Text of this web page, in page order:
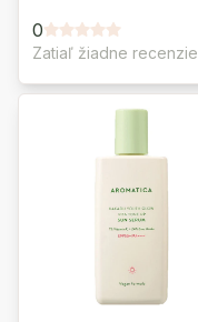
0
Zatiaľ žiadne recenzie